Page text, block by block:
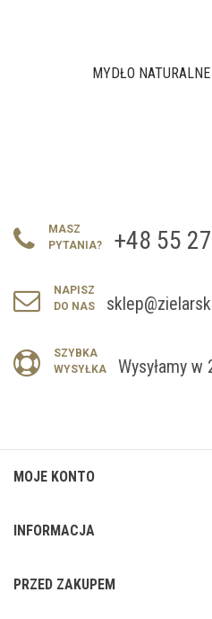
MYDŁO
MASZ
PYTANIA?
+48 55
NAPISZ
DO NAS
SZYBKA
WYSYŁKA
Wysyłamy w
MOJE KONTO
INFORMACJA
PRZED ZAKUPEM